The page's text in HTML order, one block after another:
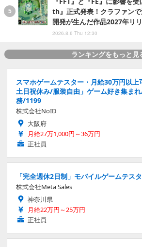
th』正式発表！クラファン
開発が生んだ作品2027年リ
2026.8.6 Thu 12:30
ランキングをもっと見
スマホゲームテスター・月給30万円以
土日祝休み/服装自由」ゲーム好き集ま
務/1199
株式会社NoID
大阪府
月給27万1,000円～36万円
正社員
「完全週休2日制」モバイルゲームテス
株式会社Meta Sales
神奈川県
月給22万円～25万円
正社員